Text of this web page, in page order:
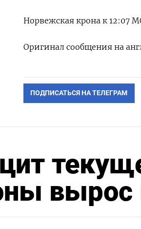
Норвежская крона к 12:07
Оригинал сообщения на
ПОДПИСАТЬСЯ НА ТЕЛЕГРАМ